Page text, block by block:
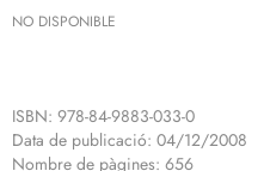
NO DISPONIBLE
ISBN: 978-84-9883-033-0
Data de publicació: 04/12/2008
Nombre de pàgines: 656